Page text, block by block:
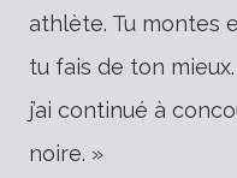
athlète. Tu montes
tu fais de ton
j’ai continué à
noire. »